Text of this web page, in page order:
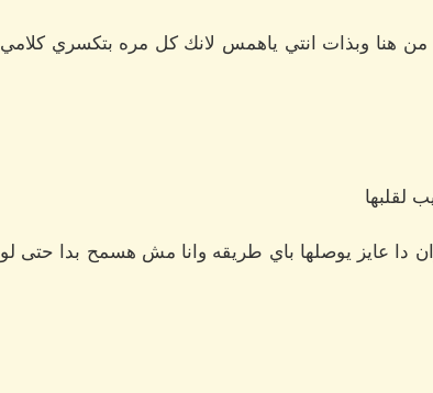
هنا وبذات انتي ياهمس لانك كل مره بتكسري كلامي
لقلبها
دا عايز يوصلها باي طريقه وانا مش هسمح بدا حتى لو